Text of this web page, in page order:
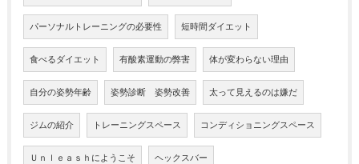
パーソナルトレーニングの必要性 短時間ダイエット
食べるダイエット 有酸素運動の弊害 体が変わらない理由
自分の姿勢年齢 姿勢診断 姿勢改善 太って見えるのは嫌だ
ジムの紹介 トレーニングスペース コンディショニングスペース
Ｕｎｌｅａｓｈにようこそ ヘックスバー